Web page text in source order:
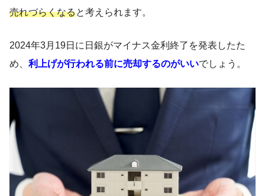
売れづらくなると考えられます。
2024年3月19日に日銀がマイナス金利終了を発表したた
め、 利上げが行われる前に売却するのがいいでしょう。